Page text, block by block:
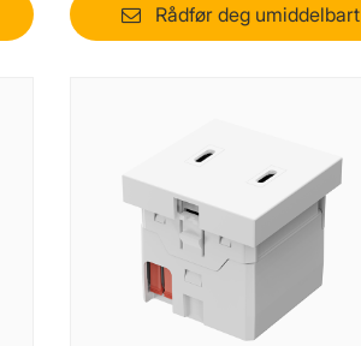
Rådfør deg umiddelbart